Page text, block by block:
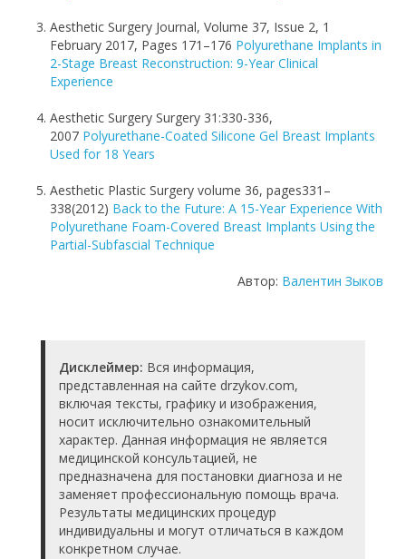
Aesthetic Surgery Journal, Volume 37, Issue 2, 1
February 2017, Pages 171–176 Polyurethane Implants in
2-Stage Breast Reconstruction: 9-Year Clinical
Experience
Aesthetic Surgery Surgery 31:330-336,
2007 Polyurethane-Coated Silicone Gel Breast Implants
Used for 18 Years
Aesthetic Plastic Surgery volume 36, pages331–
338(2012) Back to the Future: A 15-Year Experience With
Polyurethane Foam-Covered Breast Implants Using the
Partial-Subfascial Technique
Автор: Валентин Зыков
Дисклеймер: Вся информация,
представленная на сайте drzykov.com,
включая тексты, графику и изображения,
носит исключительно ознакомительный
характер. Данная информация не является
медицинской консультацией, не
предназначена для постановки диагноза и не
заменяет профессиональную помощь врача.
Результаты медицинских процедур
индивидуальны и могут отличаться в каждом
конкретном случае.